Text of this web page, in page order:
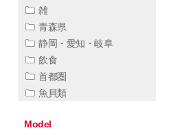
雑
青森県
静岡・愛知・岐阜
飲食
首都圏
魚貝類
Model